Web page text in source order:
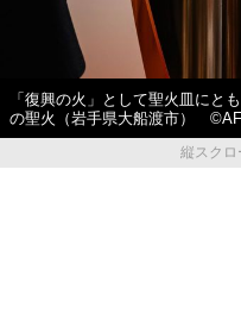
「復興の火」として聖火皿にと
の聖火（岩手県大船渡市）
縦スクロ